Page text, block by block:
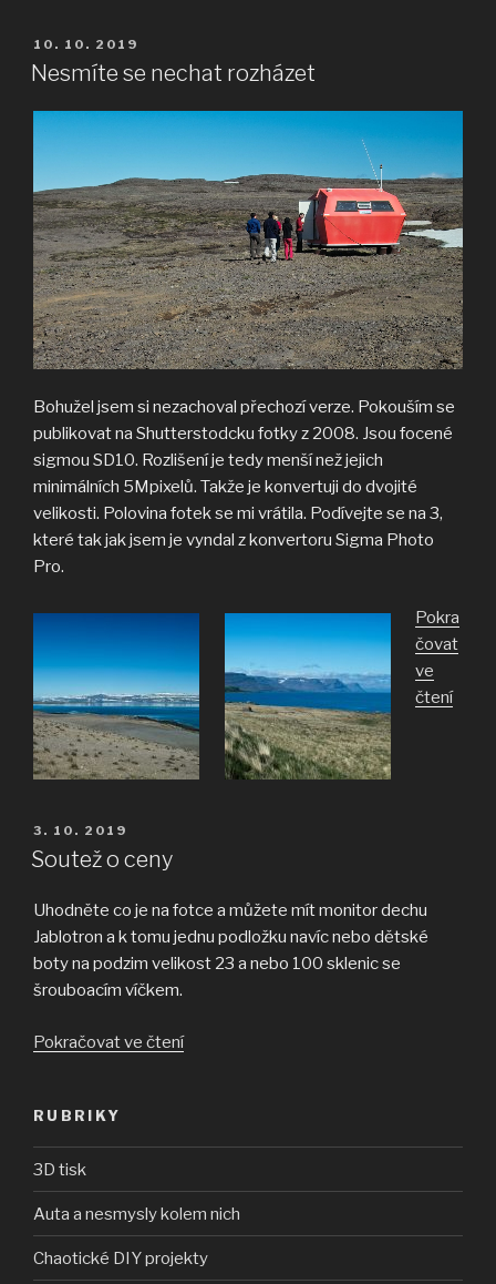
elektrický
PUBLIKOVÁNO
10. 10. 2019
Nesmíte se nechat rozházet
Bohužel jsem si nezachoval přechozí verze. Pokouším se
publikovat na Shutterstodcku fotky z 2008. Jsou focené
sigmou SD10. Rozlišení je tedy menší než jejich
minimálních 5Mpixelů. Takže je konvertuji do dvojité
velikosti. Polovina fotek se mi vrátila. Podívejte se na 3,
které tak jak jsem je vyndal z konvertoru Sigma Photo
Pro.
Pokra
čovat
ve
čtení
PUBLIKOVÁNO
3. 10. 2019
Soutež o ceny
Uhodněte co je na fotce a můžete mít monitor dechu
Jablotron a k tomu jednu podložku navíc nebo dětské
boty na podzim velikost 23 a nebo 100 sklenic se
šrouboacím víčkem.
Pokračovat ve čtení„Soutež
RUBRIKY
3D tisk
Auta a nesmysly kolem nich
Chaotické DIY projekty